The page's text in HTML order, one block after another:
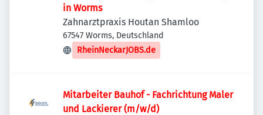
in Worms
Zahnarztpraxis Houtan Shamloo
67547 Worms, Deutschland
RheinNeckarJOBS.de
Mitarbeiter Bauhof - Fachrichtung Maler
und Lackierer (m/w/d)